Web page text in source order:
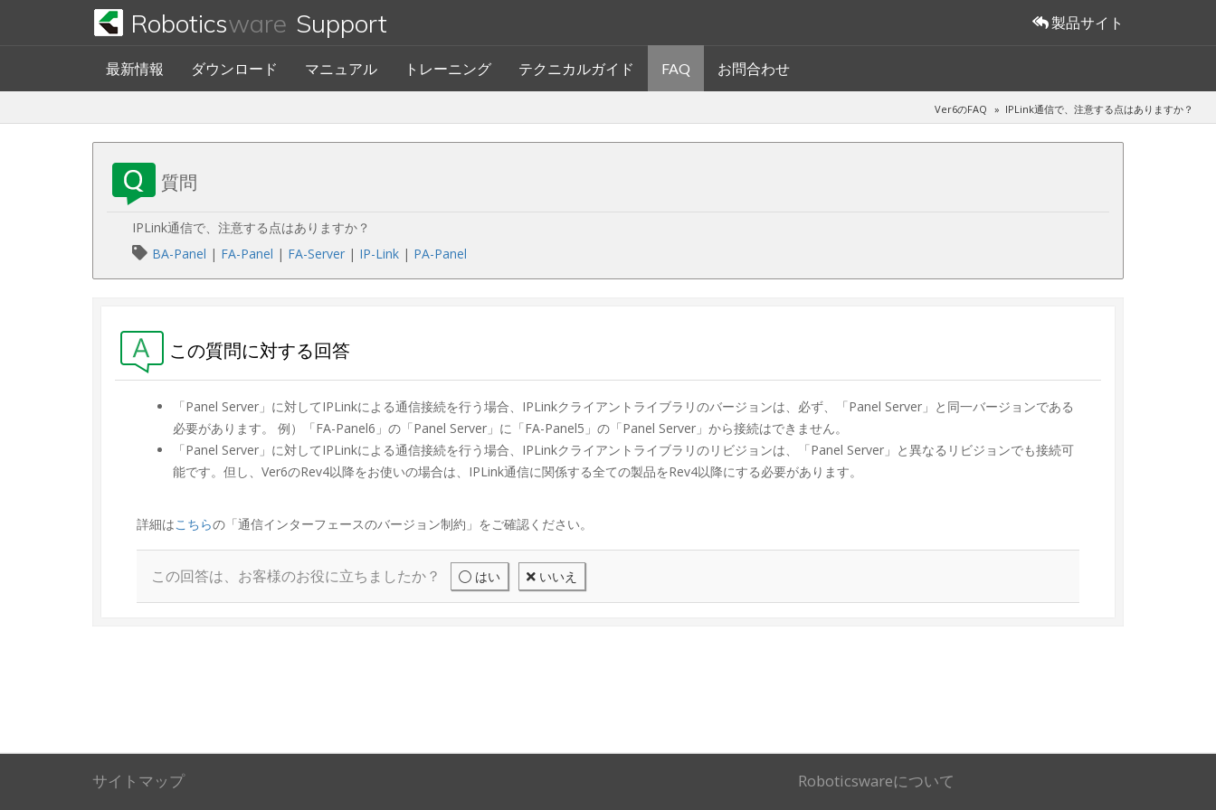
Roboticsware Support 製品サイト
最新情報 ダウンロード マニュアル トレーニング テクニカルガイド FAQ お問合わせ
Ver6のFAQ IPLink通信で、注意する点はありますか？
質問
IPLink通信で、注意する点はありますか？
BA-Panel | FA-Panel | FA-Server | IP-Link | PA-Panel
この質問に対する回答
「Panel Server」に対してIPLinkによる通信接続を行う場合、IPLinkクライアントライブラリのバージョンは、必ず、「Panel Server」と同一バージョンである
必要があります。 例）「FA-Panel6」の「Panel Server」に「FA-Panel5」の「Panel Server」から接続はできません。
「Panel Server」に対してIPLinkによる通信接続を行う場合、IPLinkクライアントライブラリのリビジョンは、「Panel Server」と異なるリビジョンでも接続可
能です。但し、Ver6のRev4以降をお使いの場合は、IPLink通信に関係する全ての製品をRev4以降にする必要があります。
詳細はこちらの「通信インターフェースのバージョン制約」をご確認ください。
この回答は、お客様のお役に立ちましたか？ はい いいえ
サイトマップ Roboticswareについて